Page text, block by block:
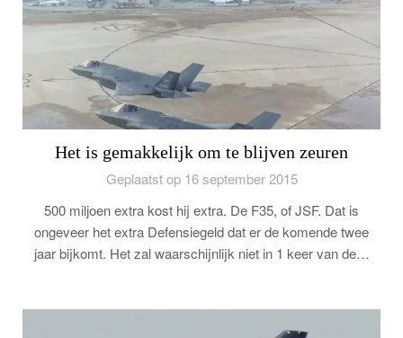
Het is gemakkelijk om te blijven zeuren
Geplaatst op 16 september 2015
500 miljoen extra kost hij extra. De F35, of JSF. Dat is
ongeveer het extra Defensiegeld dat er de komende twee
jaar bijkomt. Het zal waarschijnlijk niet in 1 keer van de…